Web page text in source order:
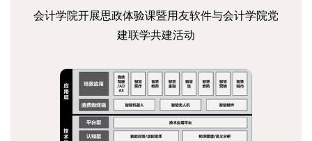
会计学院开展思政体验课暨用友软件与会计学院党
建联学共建活动